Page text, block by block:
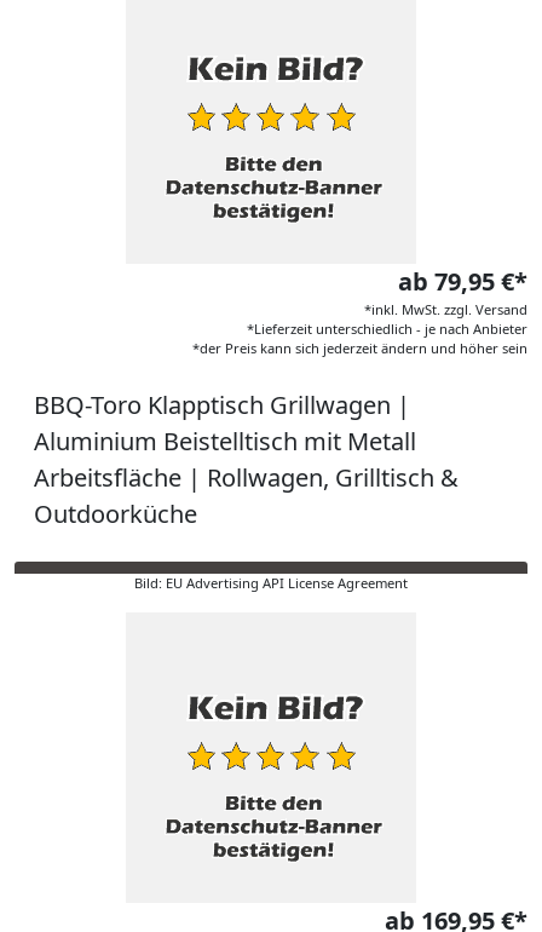
ab 79,95 €*
*inkl. MwSt. zzgl. Versand
*Lieferzeit unterschiedlich - je nach Anbieter
*der Preis kann sich jederzeit ändern und höher sein
BBQ-Toro Klapptisch Grillwagen |
Aluminium Beistelltisch mit Metall
Arbeitsfläche | Rollwagen, Grilltisch &
Outdoorküche
Bild: EU Advertising API License Agreement
ab 169,95 €*